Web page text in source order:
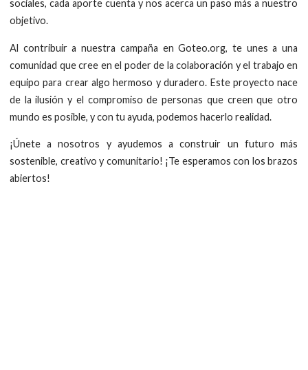
sociales, cada aporte cuenta y nos acerca un paso más a nuestro
objetivo.
Al contribuir a nuestra campaña en Goteo.org, te unes a una
comunidad que cree en el poder de la colaboración y el trabajo en
equipo para crear algo hermoso y duradero. Este proyecto nace
de la ilusión y el compromiso de personas que creen que otro
mundo es posible, y con tu ayuda, podemos hacerlo realidad.
¡Únete a nosotros y ayudemos a construir un futuro más
sostenible, creativo y comunitario! ¡Te esperamos con los brazos
abiertos!